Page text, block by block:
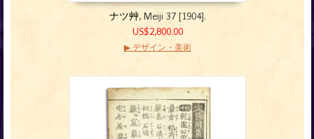
ナツ艸, Meiji 37 [1904].
US$2,800.00
▶ デザイン・美術